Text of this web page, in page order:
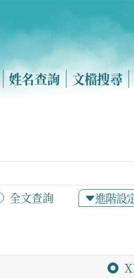
姓名查詢 文檔搜尋
全文查詢 進階設